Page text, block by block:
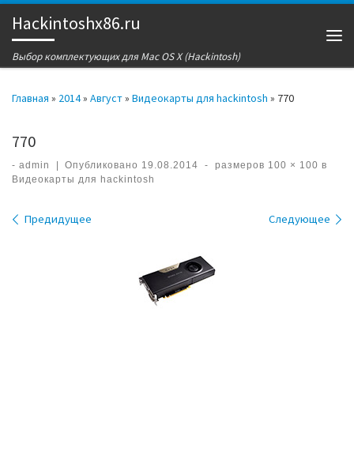
Перейти к содержимому
Hackintoshx86.ru
Выбор комплектующих для Mac OS X (Hackintosh)
Главная » 2014» Август» Видеокарты для hackintosh » 770
770
- admin Опубликовано 19.08.2014 - размеров 100 × 100 в
Видеокарты для hackintosh
Навигация по изображениям
Предидущее Следующее